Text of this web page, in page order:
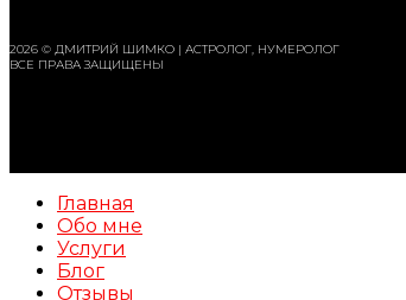
2026 © ДМИТРИЙ ШИМКО | АСТРОЛОГ, НУМЕРОЛОГ
ВСЕ ПРАВА ЗАЩИЩЕНЫ
Главная
Обо мне
Услуги
Блог
Отзывы